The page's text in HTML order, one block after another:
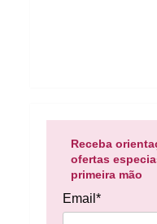
Receba
ofertas
primeira mão
Email*